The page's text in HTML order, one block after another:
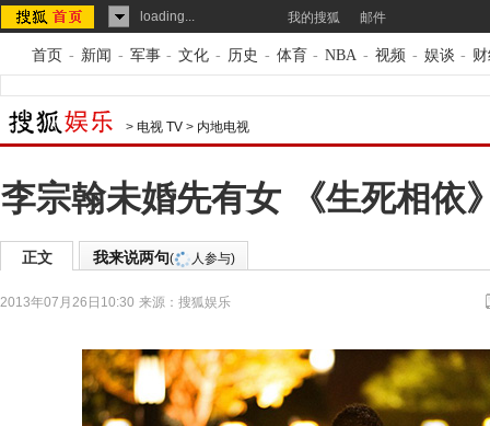
loading... 我的搜狐 邮件
首页 - 新闻 - 军事 - 文化 - 历史 - 体育 - NBA - 视频 - 娱谈 -
> 电视 TV > 内地电视
李宗翰未婚先有女 《生死相依
正文 我来说两句( 人参与)
2013年07月26日10:30 来源： 搜狐娱乐